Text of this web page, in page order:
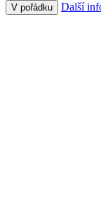
V pořádku Další